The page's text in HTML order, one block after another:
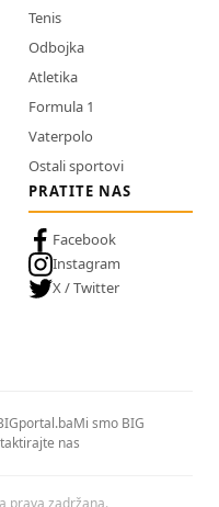
Tenis
Odbojka
Atletika
Formula 1
Vaterpolo
Ostali sportovi
PRATITE NAS
Facebook
Instagram
X / Twitter
Mi smo BIG
nas
prava zadržana.